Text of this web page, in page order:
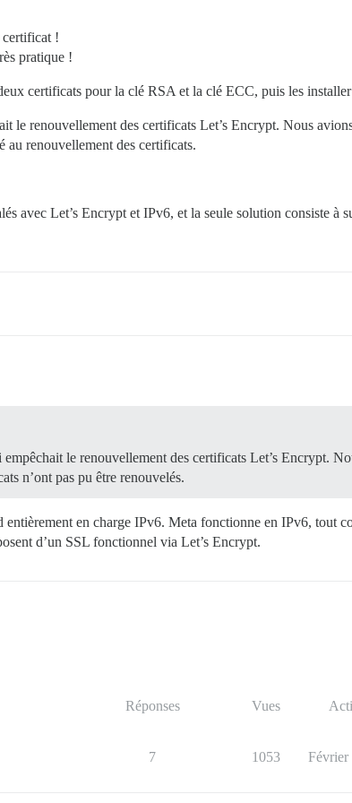
certificat !
pratique !
certificats pour la clé RSA et la clé ECC, puis les
le renouvellement des certificats Let’s Encrypt. Nous
au renouvellement des certificats.
avec Let’s Encrypt et IPv6, et la seule solution consiste à
le renouvellement des certificats Let’s Encrypt.
n’ont pas pu être renouvelés.
en charge IPv6. Meta fonctionne en IPv6, tout
d’un SSL fonctionnel via Let’s Encrypt.
Réponses Vues
7 1053 Février